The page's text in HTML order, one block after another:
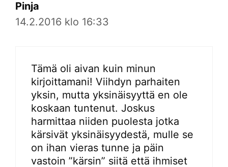
Pinja
14.2.2016 klo 16:33
Tämä oli aivan kuin minun
kirjoittamani! Viihdyn parhaiten
yksin, mutta yksinäisyyttä en ole
koskaan tuntenut. Joskus
harmittaa niiden puolesta jotka
kärsivät yksinäisyydestä, mulle se
on ihan vieras tunne ja päin
vastoin ”kärsin” siitä että ihmiset